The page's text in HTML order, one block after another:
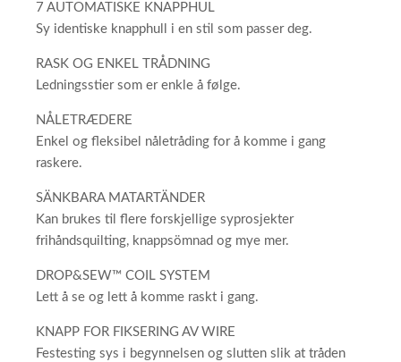
7 AUTOMATISKE KNAPPHUL
Sy identiske knapphull i en stil som passer deg.
RASK OG ENKEL TRÅDNING
Ledningsstier som er enkle å følge.
NÅLETRÆDERE
Enkel og fleksibel nåletråding for å komme i gang
raskere.
SÄNKBARA MATARTÄNDER
Kan brukes til flere forskjellige syprosjekter
frihåndsquilting, knappsömnad og mye mer.
DROP&SEW™ COIL SYSTEM
Lett å se og lett å komme raskt i gang.
KNAPP FOR FIKSERING AV WIRE
Festesting sys i begynnelsen og slutten slik at tråden